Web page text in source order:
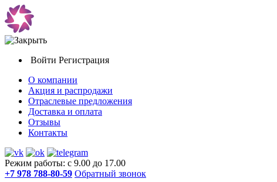
Войти Регистрация
О компании
Акция и распродажи
Отраслевые предложения
Доставка и оплата
Отзывы
Контакты
Режим работы: с 9.00 до 17.00
+7 978 788-80-59 Обратный звонок